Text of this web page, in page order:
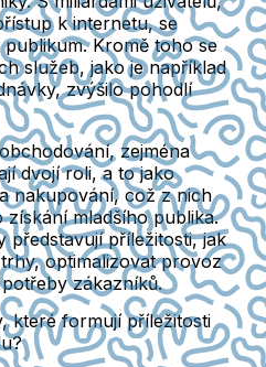
k internetu, se
Kromě toho se
služeb, jako je například
zvýšilo pohodlí
zejména
dvojí roli, a to jako
nakupování, což z nich
mladšího publika.
příležitosti, jak
optimalizovat provoz
zákazníků.
které formují příležitosti